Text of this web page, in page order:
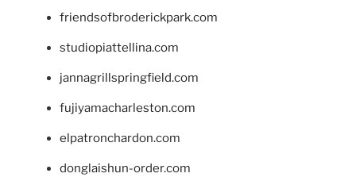
friendsofbroderickpark.com
studiopiattellina.com
jannagrillspringfield.com
fujiyamacharleston.com
elpatronchardon.com
donglaishun-order.com